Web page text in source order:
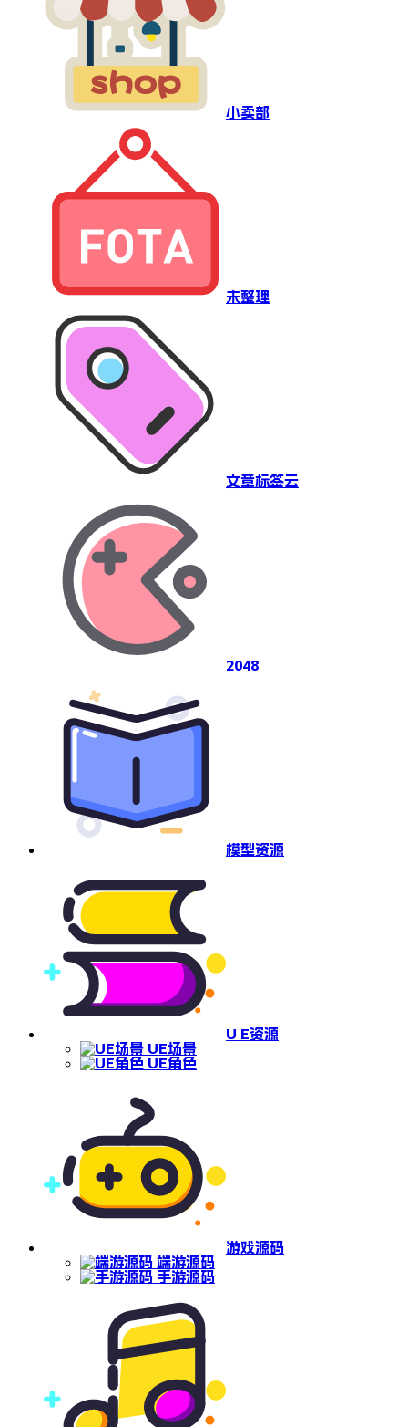
小卖部
未整理
文章标签云
2048
模型资源
U E资源
UE场景
UE角色
游戏源码
端游源码
手游源码